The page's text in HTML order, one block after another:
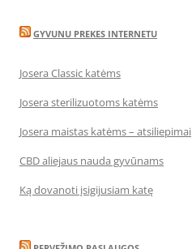
GYVUNU PREKES INTERNETU
Josera Classic katėms
Josera sterilizuotoms katėms
Josera maistas katėms – atsiliepimai
CBD aliejaus nauda gyvūnams
Ką dovanoti įsigijusiam katę